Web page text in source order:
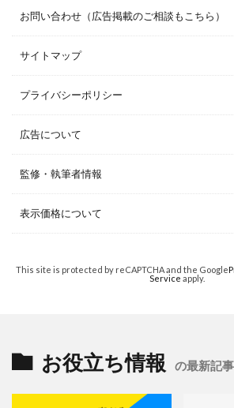
お問い合わせ（広告掲載のご相談もこちら）
サイトマップ
プライバシーポリシー
広告について
監修・執筆者情報
表示価格について
This site is protected by reCAPTCHA and the Google
Service apply.
お役立ち情報 の最新記